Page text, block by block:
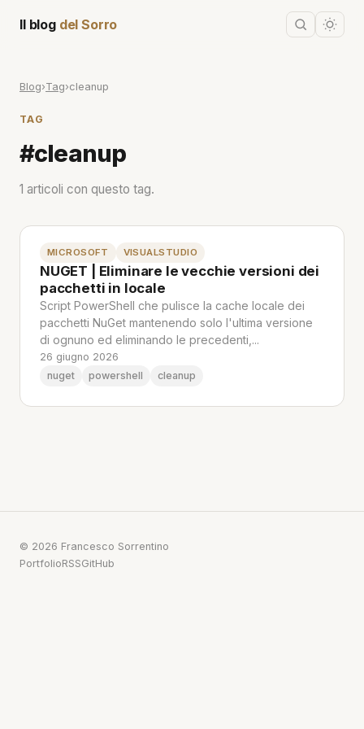
Il blog del Sorro
Blog›Tag›cleanup
TAG
#cleanup
1 articoli con questo tag.
MICROSOFT VISUALSTUDIO
NUGET | Eliminare le vecchie versioni dei
pacchetti in locale
Script PowerShell che pulisce la cache locale dei
pacchetti NuGet mantenendo solo l'ultima versione
di ognuno ed eliminando le precedenti,...
26 giugno 2026
nuget
powershell cleanup
© 2026 Francesco Sorrentino
PortfolioRSSGitHub